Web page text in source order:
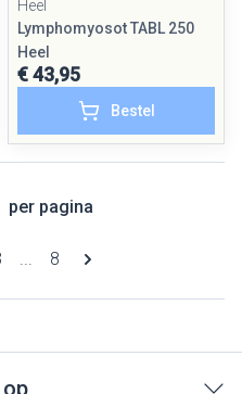
Heel
Lymphomyosot TABL 250
Heel
€ 43,95
Bestel
pagina
... Pagina
8
per pagina